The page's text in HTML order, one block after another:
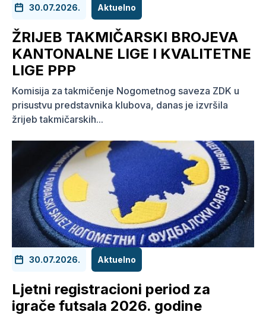
30.07.2026. Aktuelno
ŽRIJEB TAKMIČARSKI BROJEVA
KANTONALNE LIGE I KVALITETNE
LIGE PPP
Komisija za takmičenje Nogometnog saveza ZDK u
prisustvu predstavnika klubova, danas je izvršila
žrijeb takmičarskih...
30.07.2026. Aktuelno
Ljetni registracioni period za
igrače futsala 2026. godine